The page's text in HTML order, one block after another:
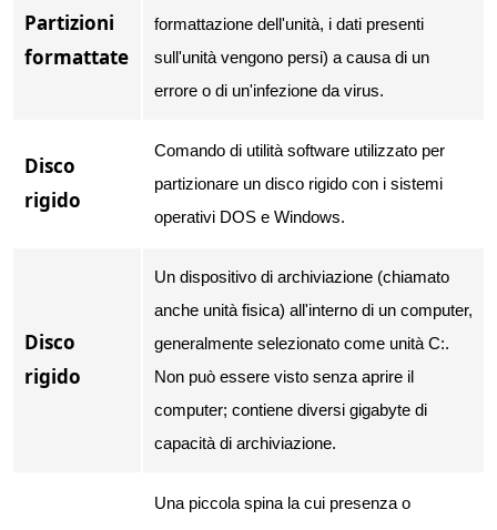
Partizioni
formattate
formattazione dell'unità, i dati presenti
sull'unità vengono persi) a causa di un
errore o di un'infezione da virus.
Disco
rigido
Comando di utilità software utilizzato per
partizionare un disco rigido con i sistemi
operativi DOS e Windows.
Disco
rigido
Un dispositivo di archiviazione (chiamato
anche unità fisica) all'interno di un computer,
generalmente selezionato come unità C:.
Non può essere visto senza aprire il
computer; contiene diversi gigabyte di
capacità di archiviazione.
Una piccola spina la cui presenza o